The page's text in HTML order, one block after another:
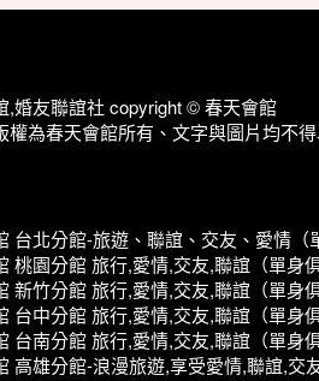
,婚友聯誼社 copyright © 春天會館
權為春天會館所有、文字與圖片均不
台北分館-旅遊、聯誼、交友、愛情（
桃園分館 旅行,愛情,交友,聯誼（單身
新竹分館 旅行,愛情,交友,聯誼（單身俱
台中分館 旅行,愛情,交友,聯誼（單身
台南分館 旅行,愛情,交友,聯誼（單身
高雄分館-浪漫旅遊,享受愛情,聯誼,交